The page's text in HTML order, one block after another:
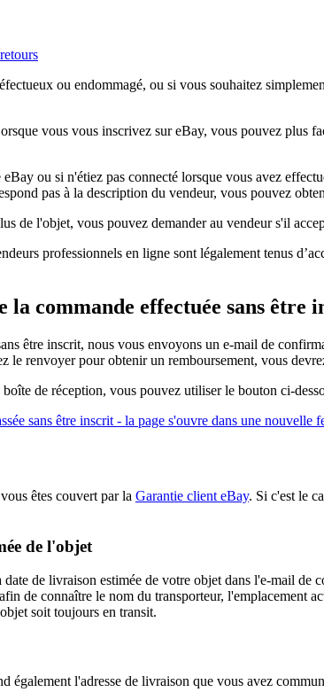
ou endommagé, ou si vous souhaitez
vous vous inscrivez sur eBay, vous pouvez plus
ou si n'étiez pas connecté lorsque vous avez
pas à la description du vendeur, vous pouvez
de l'objet, vous pouvez demander au vendeur s'il
professionnels en ligne sont légalement tenus
commande effectuée sans être
être inscrit, nous vous envoyons un e-mail de
le renvoyer pour obtenir un remboursement, vous
de réception, vous pouvez utiliser le bouton ci-
sans être inscrit - la page s'ouvre dans une nouvelle
êtes couvert par la Garantie client eBay. Si c'est le
de l'objet
de livraison estimée de votre objet dans l'e-mail
de connaître le nom du transporteur, l'emplacement
soit toujours en transit.
également l'adresse de livraison que vous avez